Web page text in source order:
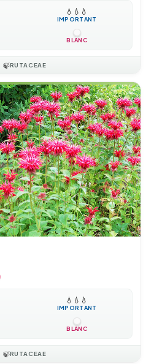
💧 💧 💧
IMPORTANT
BLANC
🍃RUTACEAE
💧 💧 💧
IMPORTANT
BLANC
🍃RUTACEAE